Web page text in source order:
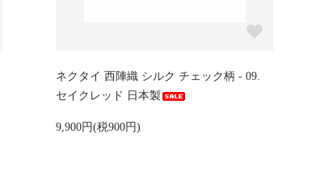
ネクタイ 西陣織 シルク チェック柄 - 09.
セイクレッド 日本製
9,900円(税900円)